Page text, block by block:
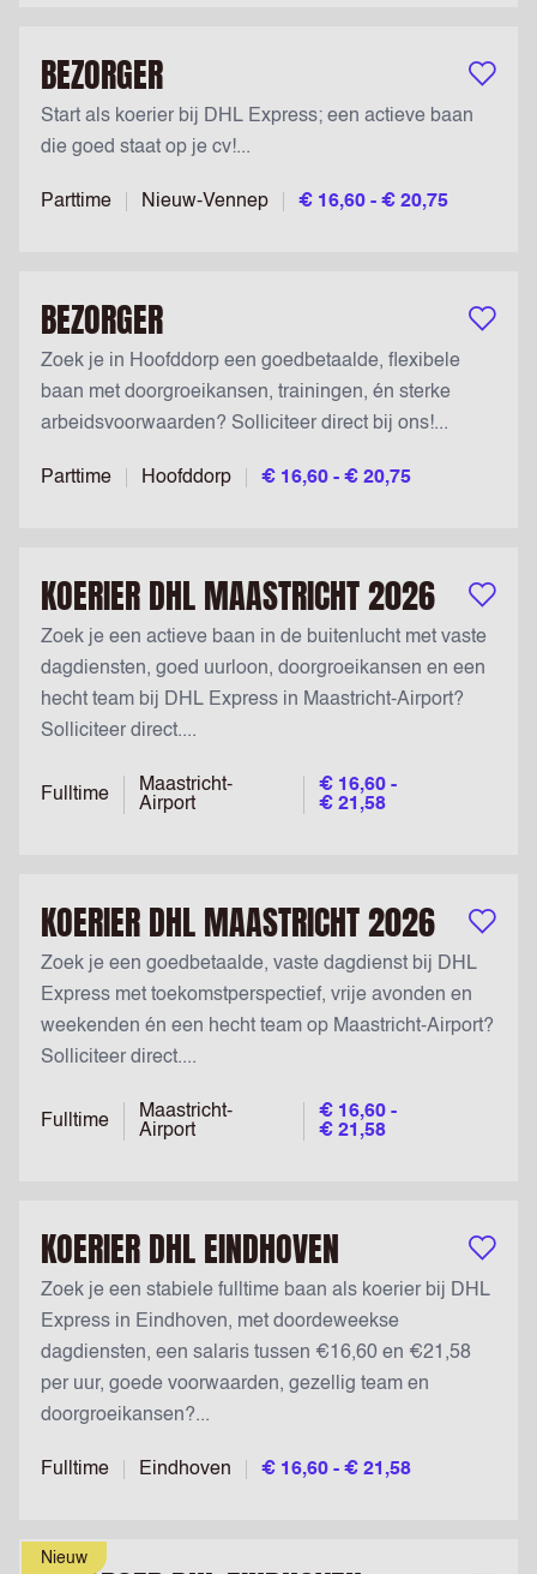
BEZORGER Bewaar
Parttime Nieuw-Vennep € 16,60 - € 20,75
Start als koerier bij DHL Express; een actieve baan
die goed staat op je cv!...
BEZORGER Bewaar
Parttime Hoofddorp € 16,60 - € 20,75
Zoek je in Hoofddorp een goedbetaalde, flexibele
baan met doorgroeikansen, trainingen, én sterke
arbeidsvoorwaarden? Solliciteer direct bij ons!...
KOERIER DHL MAASTRICHT 2026 Bewaar
Fulltime
Maastricht-
Airport
€ 16,60 -
€ 21,58
Zoek je een actieve baan in de buitenlucht met vaste
dagdiensten, goed uurloon, doorgroeikansen en een
hecht team bij DHL Express in Maastricht-Airport?
Solliciteer direct....
KOERIER DHL MAASTRICHT 2026 Bewaar
Fulltime
Maastricht-
Airport
€ 16,60 -
€ 21,58
Zoek je een goedbetaalde, vaste dagdienst bij DHL
Express met toekomstperspectief, vrije avonden en
weekenden én een hecht team op Maastricht-Airport?
Solliciteer direct....
KOERIER DHL EINDHOVEN Bewaar
Fulltime Eindhoven € 16,60 - € 21,58
Zoek je een stabiele fulltime baan als koerier bij DHL
Express in Eindhoven, met doordeweekse
dagdiensten, een salaris tussen €16,60 en €21,58
per uur, goede voorwaarden, gezellig team en
doorgroeikansen?...
Nieuw